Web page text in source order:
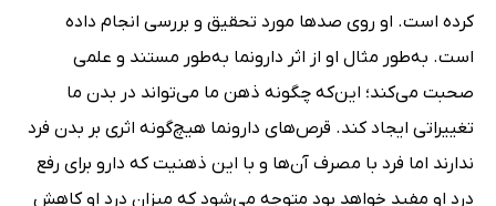
کرده است. او روی صدها مورد تحقیق و بررسی انجام داده
است. به‌طور مثال او از اثر دارونما به‌طور مستند و علمی
صحبت می‌کند؛ این‌که چگونه ذهن ما می‌تواند در بدن ما
تغییراتی ایجاد کند. قرص‌های دارونما هیچ‌گونه اثری بر بدن فرد
ندارند اما فرد با مصرف آن‌ها و با این ذهنیت که دارو برای رفع
درد او مفید خواهد بود متوجه می‌شود که میزان درد او کاهش